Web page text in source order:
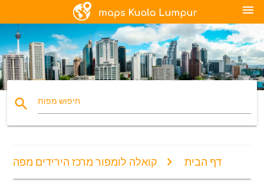
menu
search חיפוש מפות
דף הבית קואלה לומפור מרכז הירידים מפה